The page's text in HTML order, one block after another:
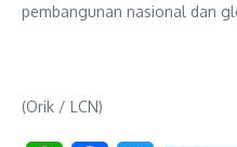
pembangunan nasional dan
(Orik / LCN)